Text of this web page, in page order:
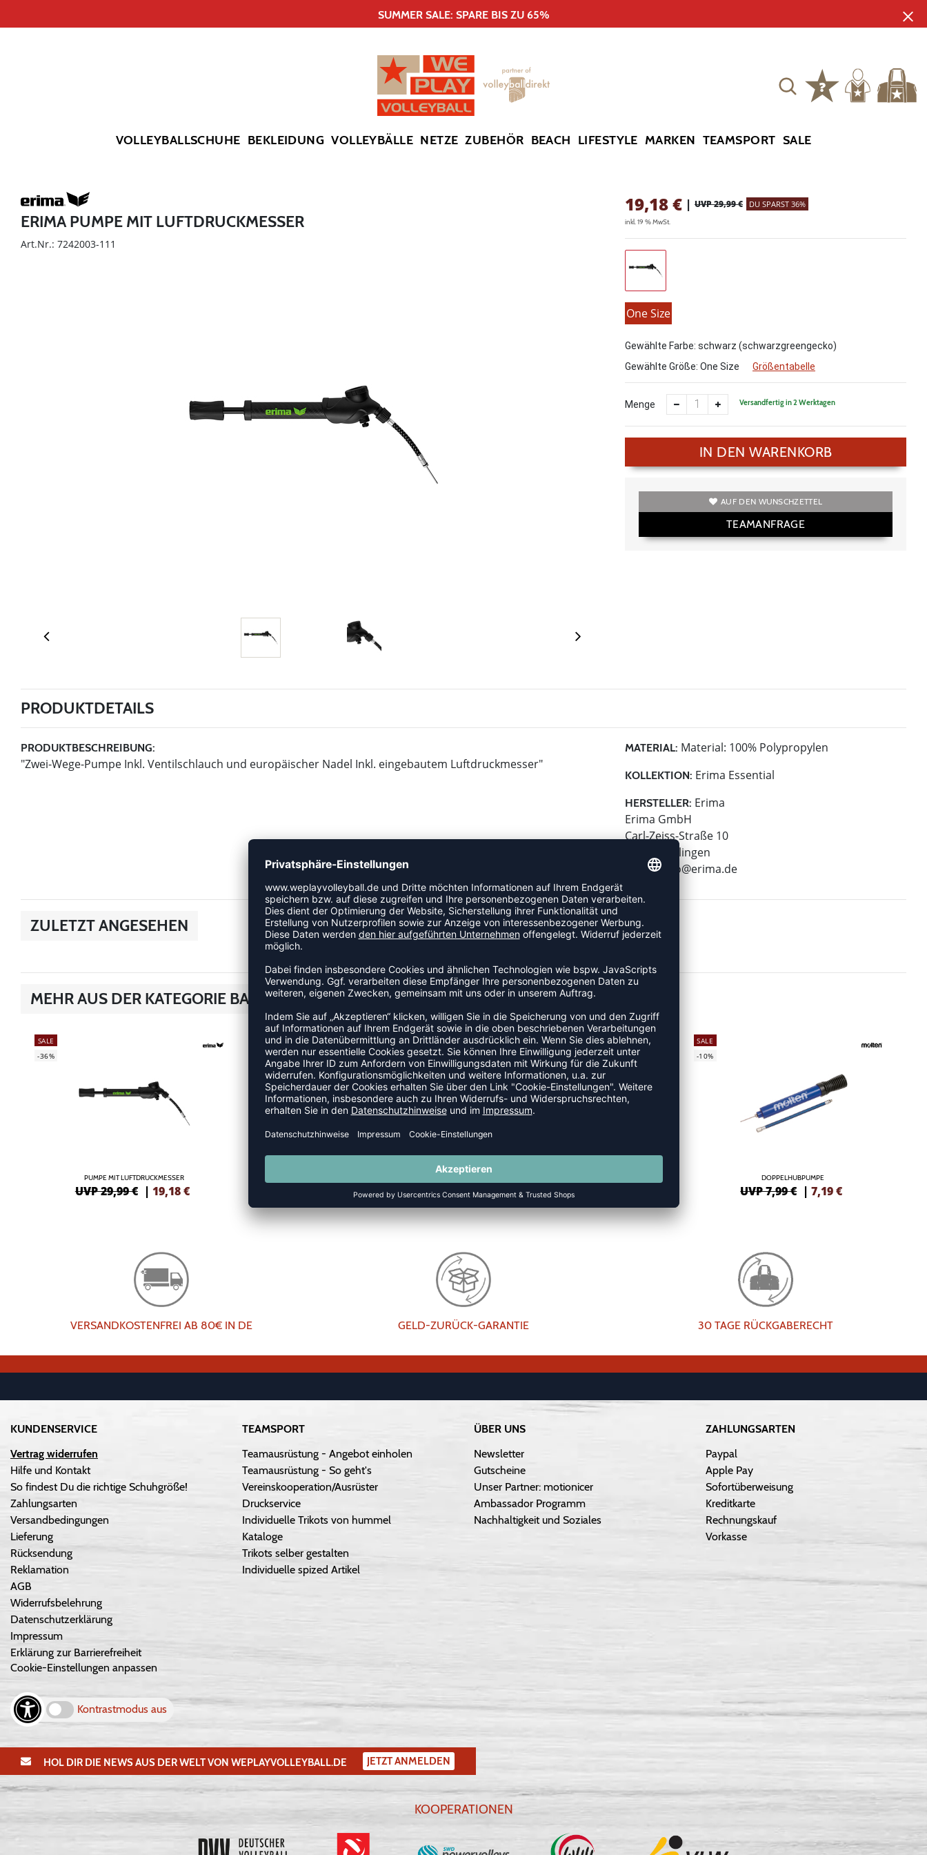
SUMMER SALE: SPARE BIS ZU 65%
VOLLEYBALLSCHUHE BEKLEIDUNG VOLLEYBÄLLE NETZE ZUBEHÖR BEACH LIFESTYLE MARKEN TEAMSPORT SALE
ERIMA PUMPE MIT LUFTDRUCKMESSER
Art.Nr.: 7242003-111
19,18€ | UVP 29,99 € DU SPARST 36%
inkl. 19 % MwSt.
One Size
Gewählte Farbe: schwarz (schwarzgreengecko)
Gewählte Größe: One Size Größentabelle
Menge Versandfertig in 2 Werktagen
IN DEN WARENKORB
AUF DEN WUNSCHZETTEL
TEAMANFRAGE
PRODUKTDETAILS
PRODUKTBESCHREIBUNG:
"Zwei-Wege-Pumpe Inkl. Ventilschlauch und europäischer Nadel Inkl. eingebautem Luftdruckmesser"
MATERIAL: Material: 100% Polypropylen
KOLLEKTION: Erima Essential
HERSTELLER: Erima
Erima GmbH
Carl-Zeiss-Straße 10
72793 Pfullingen
E-Mail: info@erima.de
ZULETZT ANGESEHEN
MEHR AUS DER KATEGORIE BALLZUBEHÖR
SALE
-36%
PUMPE MIT LUFTDRUCKMESSER
UVP 29,99 € | 19,18€
NEW
9,99€
-10%
UVP 19,95 €
SALE
-10%
DOPPELHUBPUMPE
UVP 7,99 € |7,19€
VERSANDKOSTENFREI AB 80€ IN DE GELD-ZURÜCK-GARANTIE 30 TAGE RÜCKGABERECHT
KUNDENSERVICE
Vertrag widerrufen
Hilfe und Kontakt
So findest Du die richtige Schuhgröße!
Zahlungsarten
Versandbedingungen
Lieferung
Rücksendung
Reklamation
AGB
Widerrufsbelehrung
Datenschutzerklärung
Impressum
Erklärung zur Barrierefreiheit
Cookie-Einstellungen anpassen
Kontrastmodus aus
TEAMSPORT
Teamausrüstung - Angebot einholen
Teamausrüstung - So geht's
Vereinskooperation/Ausrüster
Druckservice
Individuelle Trikots von hummel
Kataloge
Trikots selber gestalten
Individuelle spized Artikel
ÜBER UNS
Newsletter
Gutscheine
Unser Partner: motionicer
Ambassador Programm
Nachhaltigkeit und Soziales
ZAHLUNGSARTEN
Paypal
Apple Pay
Sofortüberweisung
Kreditkarte
Rechnungskauf
Vorkasse
HOL DIR DIE NEWS AUS DER WELT VON WEPLAYVOLLEYBALL.DE JETZT ANMELDEN
KOOPERATIONEN